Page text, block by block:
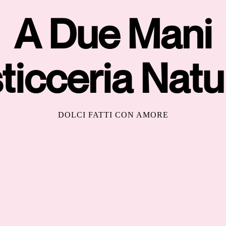
A Due Mani
DOLCI FATTI CON AMORE